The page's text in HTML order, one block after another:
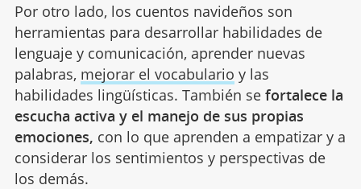
Por otro lado, los cuentos navideños son
herramientas para desarrollar habilidades de
lenguaje y comunicación, aprender nuevas
palabras, mejorar el vocabulario y las
habilidades lingüísticas. También se fortalece la
escucha activa y el manejo de sus propias
emociones, con lo que aprenden a empatizar y a
considerar los sentimientos y perspectivas de
los demás.